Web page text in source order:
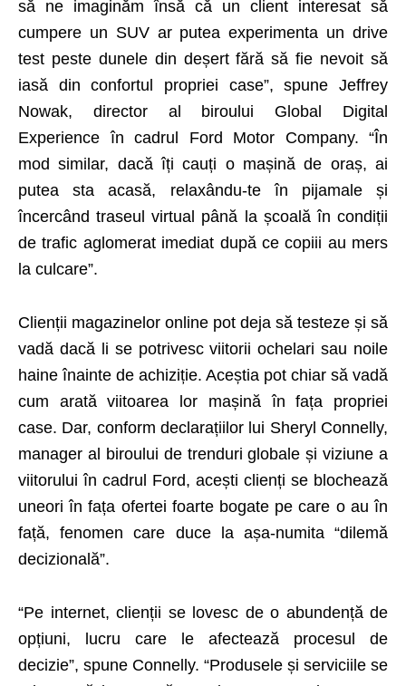
să ne imaginăm însă că un client interesat să
cumpere un SUV ar putea experimenta un drive
test peste dunele din deșert fără să fie nevoit să
iasă din confortul propriei case”, spune Jeffrey
Nowak, director al biroului Global Digital
Experience în cadrul Ford Motor Company. “În
mod similar, dacă îți cauți o mașină de oraș, ai
putea sta acasă, relaxându-te în pijamale și
încercând traseul virtual până la școală în condiții
de trafic aglomerat imediat după ce copiii au mers
la culcare”.
Clienții magazinelor online pot deja să testeze și să
vadă dacă li se potrivesc viitorii ochelari sau noile
haine înainte de achiziție. Aceștia pot chiar să vadă
cum arată viitoarea lor mașină în fața propriei
case. Dar, conform declarațiilor lui Sheryl Connelly,
manager al biroului de trenduri globale și viziune a
viitorului în cadrul Ford, acești clienți se blochează
uneori în fața ofertei foarte bogate pe care o au în
față, fenomen care duce la așa-numita “dilemă
decizională”.
“Pe internet, clienții se lovesc de o abundență de
opțiuni, lucru care le afectează procesul de
decizie”, spune Connelly. “Produsele și serviciile se